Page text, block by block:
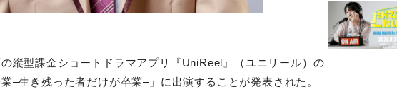
縦型課金ショートドラマアプリ『UniReel 』（ユニリール）の
–生き残った者だけが卒業– 」に出演することが発表された。